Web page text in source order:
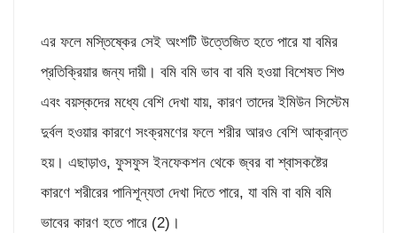
এর ফলে মস্তিষ্কের সেই অংশটি উত্তেজিত হতে পারে যা বমির
প্রতিক্রিয়ার জন্য দায়ী। বমি বমি ভাব বা বমি হওয়া বিশেষত শিশু
এবং বয়স্কদের মধ্যে বেশি দেখা যায়, কারণ তাদের ইমিউন সিস্টেম
দুর্বল হওয়ার কারণে সংক্রমণের ফলে শরীর আরও বেশি আক্রান্ত
হয়। এছাড়াও, ফুসফুস ইনফেকশন থেকে জ্বর বা শ্বাসকষ্টের
কারণে শরীরের পানিশূন্যতা দেখা দিতে পারে, যা বমি বা বমি বমি
ভাবের কারণ হতে পারে (2)।